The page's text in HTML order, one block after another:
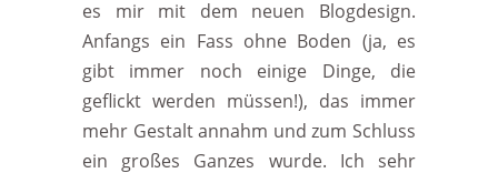
es mir mit dem neuen Blogdesign.
Anfangs ein Fass ohne Boden (ja, es
gibt immer noch einige Dinge, die
geflickt werden müssen!), das immer
mehr Gestalt annahm und zum Schluss
ein großes Ganzes wurde. Ich sehr